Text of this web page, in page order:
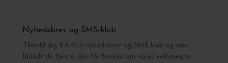
Nyhedsbrev og SMS-klub
Tilmeld dig KAiKUs nyhedsbrev og SMS klub og vær
blandt de første, der får besked om vores velbesøgte